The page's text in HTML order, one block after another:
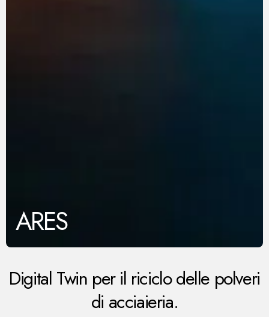
ARES
Digital Twin per il riciclo delle polveri
di acciaieria.